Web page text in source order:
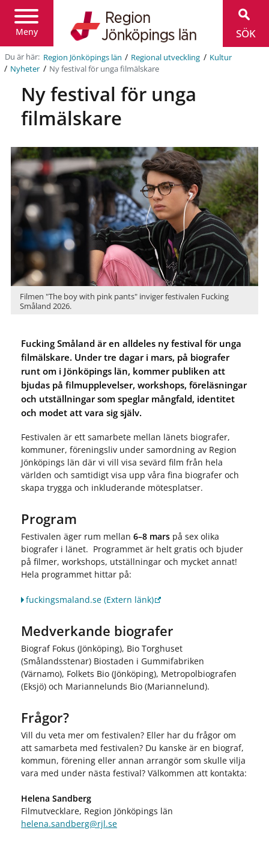
Meny
Jönköpings
län
SÖK
Du är här: Region Jönköpings län / Regional utveckling / Kultur
/ Nyheter / Ny festival för unga filmälskare
Ny festival för unga
filmälskare
Filmen "The boy with pink pants" inviger festivalen Fucking
Småland 2026.
Fucking Småland är en alldeles ny festival för unga
filmälskare. Under tre dagar i mars, på biografer
runt om i Jönköpings län, kommer publiken att
bjudas på filmupplevelser, workshops, föreläsningar
och utställningar som speglar mångfald, identitet
och modet att vara sig själv.
Festivalen är ett samarbete mellan länets biografer,
kommuner, föreningsliv under samordning av Region
Jönköpings län där vi vill visa sevärd film från hela
världen och samtidigt visa upp våra fina biografer och
skapa trygga och inkluderande mötesplatser.
Program
Festivalen äger rum mellan 6–8 marspå sex olika
biografer i länet. Programmet är helt gratis och bjuder
på filmer, workshops, utställningar och mycket annat!
Hela programmet hittar på:
fuckingsmaland.se(Extern länk)
Medverkande biografer
Biograf Fokus (Jönköping), Bio Torghuset
(Smålandsstenar) Biostaden i Gummifabriken
(Värnamo), Folkets Bio (Jönköping), Metropolbiografen
(Eksjö) och Mariannelunds Bio (Mariannelund).
Frågor?
Vill du veta mer om festivalen? Eller har du frågor om
att samarbeta med festivalen? Du kanske är en biograf,
kommun, förening eller annan arrangör som skulle vilja
vara med under nästa festival? Välkommen att kontakta:
Helena Sandberg
Filmutvecklare, Region Jönköpings län
helena.sandberg@rjl.se